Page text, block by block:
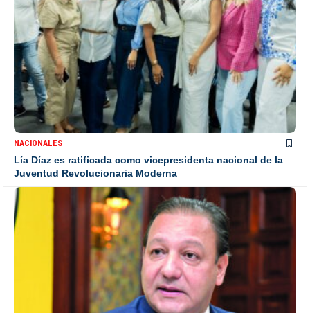
NACIONALES
Lía Díaz es ratificada como vicepresidenta nacional de la
Juventud Revolucionaria Moderna